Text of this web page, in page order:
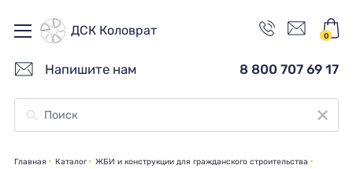
ДСК Коловрат 0
Напишите нам 8 800 707 69 17
Главная Каталог ЖБИ и конструкции для гражданского строительства